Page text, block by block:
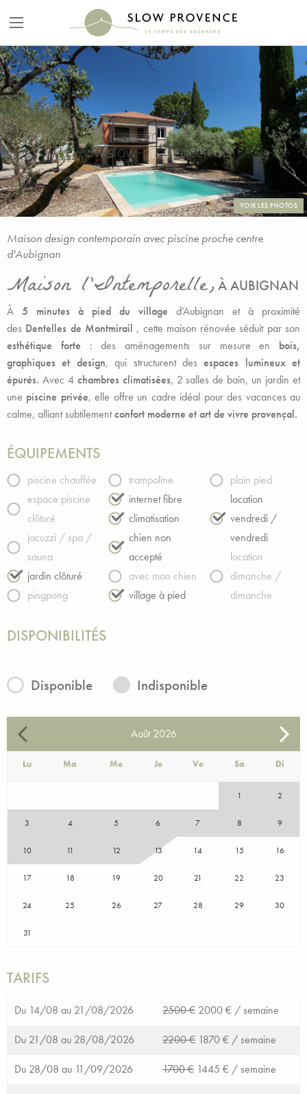
VOIR LES PHOTOS
Maison design contemporain avec piscine proche centre
d'Aubignan
Maison l'Intemporelle, À AUBIGNAN
À 5 minutes à pied du village d’Aubignan et à proximité
des Dentelles de Montmirail , cette maison rénovée séduit par son
esthétique forte : des aménagements sur mesure en bois,
graphiques et design, qui structurent desespaces lumineux et
épurés. Avec 4 chambres climatisées, 2 salles de bain, un jardin et
une piscine privée, elle offre un cadre idéal pour des vacances au
calme, alliant subtilementconfort moderne et art de vivre provençal.
ÉQUIPEMENTS
piscine chauffée
espace piscine
clôturé
jacuzzi / spa /
sauna
jardin clôturé
pingpong
trampoline
internet fibre
climatisation
chien non
accepté
avec mon chien
village à pied
plain pied
location
vendredi /
vendredi
location
dimanche /
dimanche
DISPONIBILITÉS
Disponible Indisponible
Août 2026
Lu Ma Me Je Ve Sa Di
1 2
3 4 5 6 7 8 9
10 11 12 13 14 15 16
17 18 19 20 21 22 23
24 25 26 27 28 29 30
31
TARIFS
Du 14/08 au 21/08/2026 2500 € 2000 € /semaine
Du 21/08 au 28/08/2026 2200 € 1870 € /semaine
Du 28/08 au 11/09/2026 1700 € 1445 € /semaine